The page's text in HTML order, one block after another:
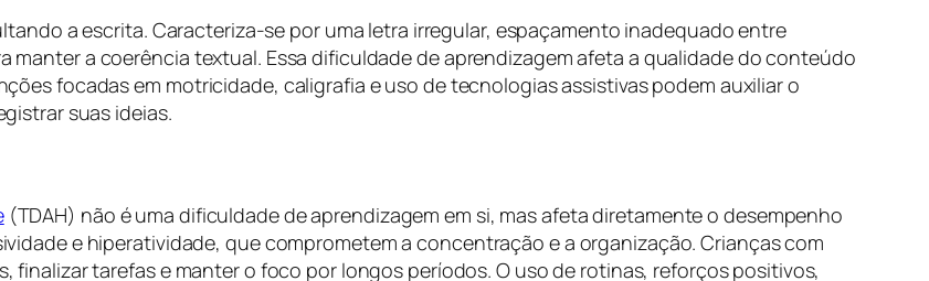
a escrita. Caracteriza-se por uma letra irregular, espaçamento inadequado entre
manter a coerência textual. Essa dificuldade de aprendizagem afeta a qualidade do conteúdo
focadas em motricidade, caligrafia e uso de tecnologias assistivas podem auxiliar o
suas ideias.
(TDAH) não é uma dificuldade de aprendizagem em si, mas afeta diretamente o desempenho
e hiperatividade, que comprometem a concentração e a organização. Crianças com
finalizar tarefas e manter o foco por longos períodos. O uso de rotinas, reforços positivos,